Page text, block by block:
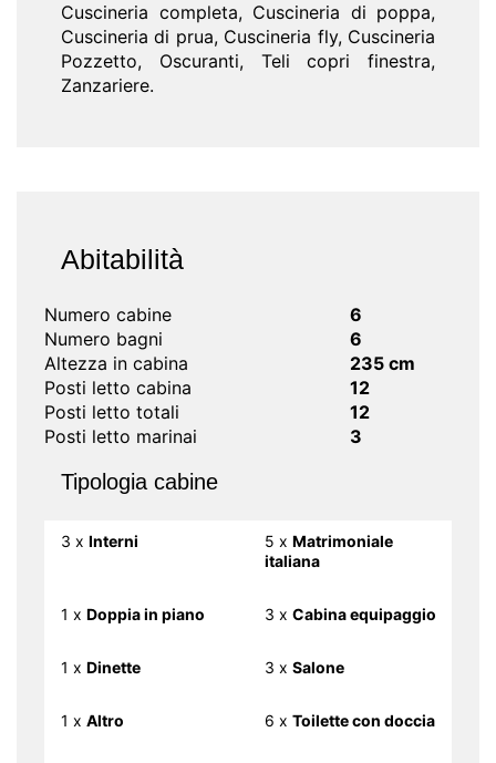
Cuscineria completa, Cuscineria di poppa,
Cuscineria di prua, Cuscineria fly, Cuscineria
Pozzetto, Oscuranti, Teli copri finestra,
Zanzariere.
Abitabilità
Numero cabine
6
Numero bagni
6
Altezza in cabina
235 cm
Posti letto cabina
12
Posti letto totali
12
Posti letto marinai
3
Tipologia cabine
3 x Interni 5 x Matrimoniale
italiana
1 x Doppia in piano 3 x Cabina equipaggio
1 x Dinette 3 x Salone
1 x Altro 6 x Toilette con doccia